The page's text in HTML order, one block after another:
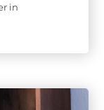
in